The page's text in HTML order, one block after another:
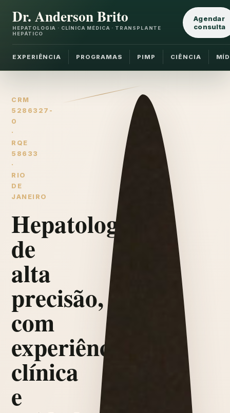
Dr. Anderson Brito
HEPATOLOGIA · CLÍNICA MÉDICA · TRANSPLANTE
HEPÁTICO
EXPERIÊNCIA PROGRAMAS PIMP CIÊNCIA
Agendar
consulta
CRM
5286327-
0
·
RQE
58633
·
RIO
DE
JANEIRO
Hepatologia
de
alta
precisão,
com
experiência
clínica
e